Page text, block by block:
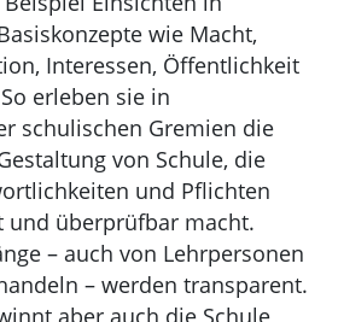
wie Macht,
Interessen, Öffentlichkeit
erleben sie in
schulischen Gremien die
von Schule, die
und Pflichten
und überprüfbar macht.
– auch von Lehrpersonen
– werden transparent.